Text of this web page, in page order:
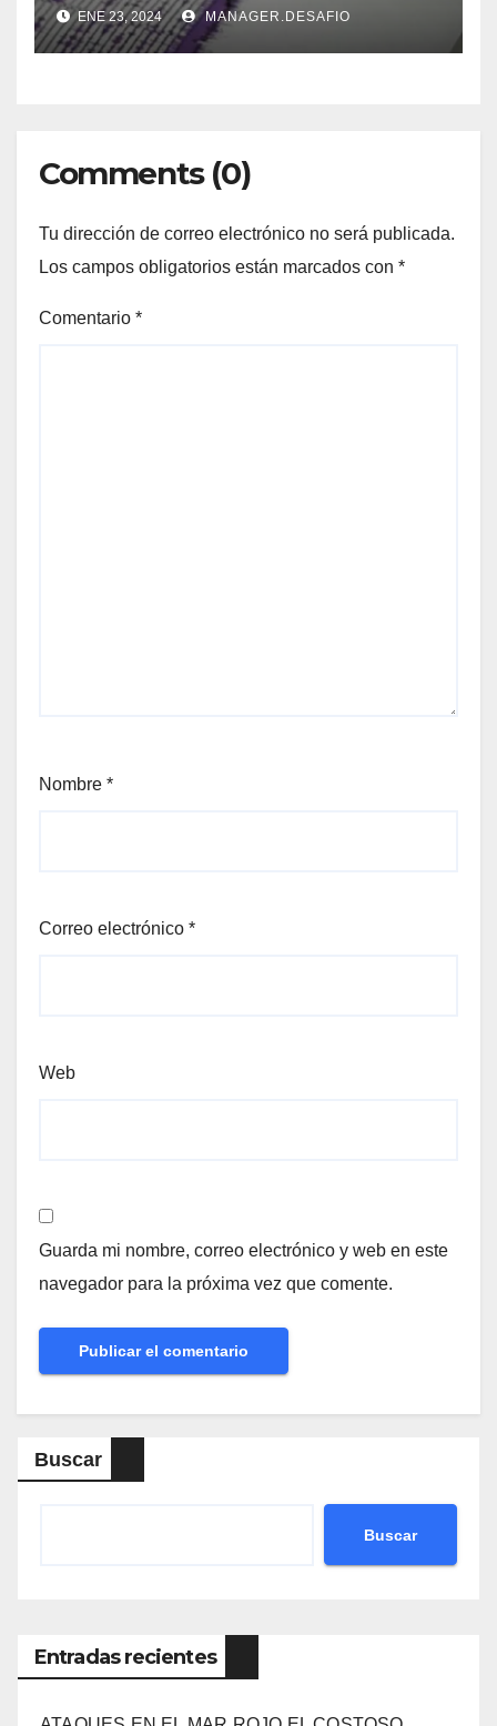
ENE 23, 2024 MANAGER.DESAFIO
Comments (0)
Tu dirección de correo electrónico no será publicada.
Los campos obligatorios están marcados con *
Comentario *
Nombre *
Correo electrónico *
Web
Guarda mi nombre, correo electrónico y web en este
navegador para la próxima vez que comente.
Buscar
Buscar
Entradas recientes